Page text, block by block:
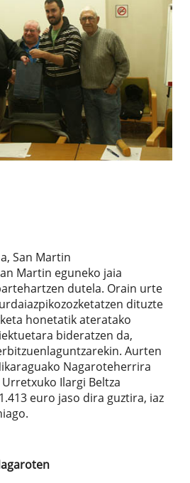
San Martin
Martin eguneko jaia
dutela. Orain urte
dituzte
honetatik ateratako
bideratzen da,
Aurten
Nagaroteherrira
Ilargi Beltza
euro jaso dira guztira, iaz